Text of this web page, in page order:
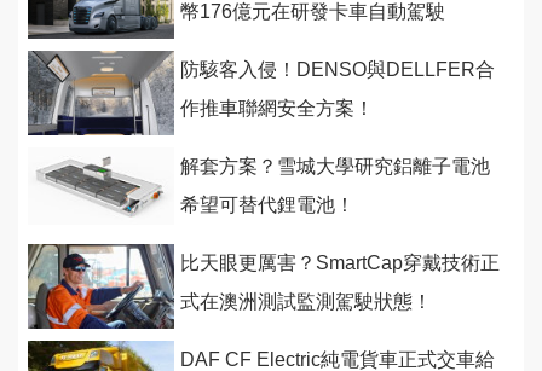
幣176億元在研發卡車自動駕駛
防駭客入侵！DENSO與DELLFER合
作推車聯網安全方案！
解套方案？雪城大學研究鋁離子電池
希望可替代鋰電池！
比天眼更厲害？SmartCap穿戴技術正
式在澳洲測試監測駕駛狀態！
DAF CF Electric純電貨車正式交車給